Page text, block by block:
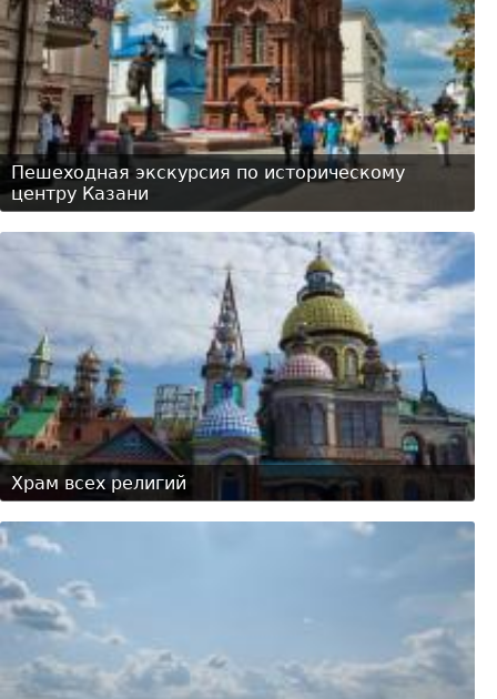
Пешеходная экскурсия по историческому
центру Казани
Храм всех религий